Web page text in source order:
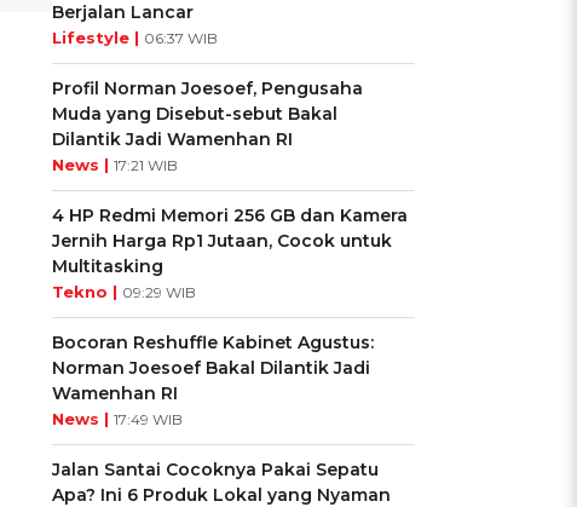
Berjalan Lancar
Lifestyle | 06:37 WIB
Profil Norman Joesoef, Pengusaha
Muda yang Disebut-sebut Bakal
Dilantik Jadi Wamenhan RI
News | 17:21 WIB
4 HP Redmi Memori 256 GB dan Kamera
Jernih Harga Rp1 Jutaan, Cocok untuk
Multitasking
Tekno | 09:29 WIB
Bocoran Reshuffle Kabinet Agustus:
Norman Joesoef Bakal Dilantik Jadi
Wamenhan RI
News | 17:49 WIB
Jalan Santai Cocoknya Pakai Sepatu
Apa? Ini 6 Produk Lokal yang Nyaman